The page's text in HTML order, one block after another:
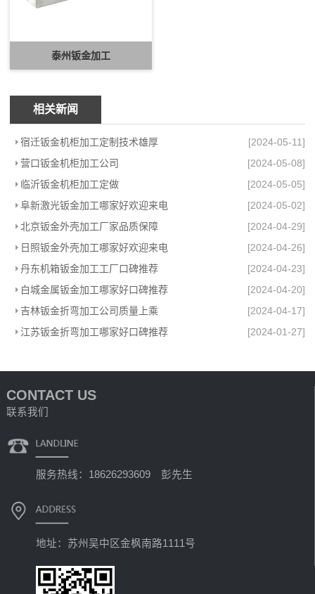
泰州钣金加工
相关新闻
宿迁钣金机柜加工定制技术雄厚
[2024-05-11]
营口钣金机柜加工公司
[2024-05-08]
临沂钣金机柜加工定做
[2024-05-05]
阜新激光钣金加工哪家好欢迎来电
[2024-05-02]
北京钣金外壳加工厂家品质保障
[2024-04-29]
日照钣金外壳加工哪家好欢迎来电
[2024-04-26]
丹东机箱钣金加工工厂口碑推荐
[2024-04-23]
白城金属钣金加工哪家好口碑推荐
[2024-04-20]
吉林钣金折弯加工公司质量上乘
[2024-04-17]
江苏钣金折弯加工哪家好口碑推荐
[2024-01-27]
CONTACT US
联系我们
服务热线：18626293609 彭先生
地址：苏州吴中区金枫南路1111号